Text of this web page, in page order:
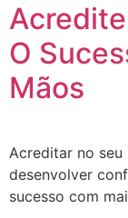
O
Mãos
Acreditar no
desenvolver
sucesso com